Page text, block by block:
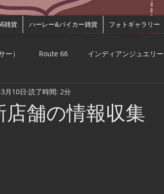
雑貨 ハーレー&バイカー雑貨 フォトギャラリー
） Route 66 インディアンジュエリー
& Meal Daily Life
店舗の情報収集
月10日 読了時間: 2分